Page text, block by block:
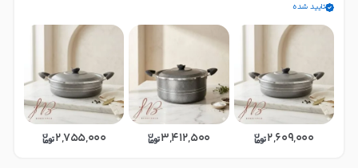
تایید شده
2,609,000
3,412,500
2,755,000